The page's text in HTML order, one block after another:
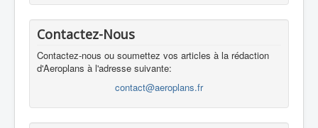
Contactez-Nous
Contactez-nous ou soumettez vos articles à la rédaction
d'Aeroplans à l'adresse suivante:
contact@aeroplans.fr